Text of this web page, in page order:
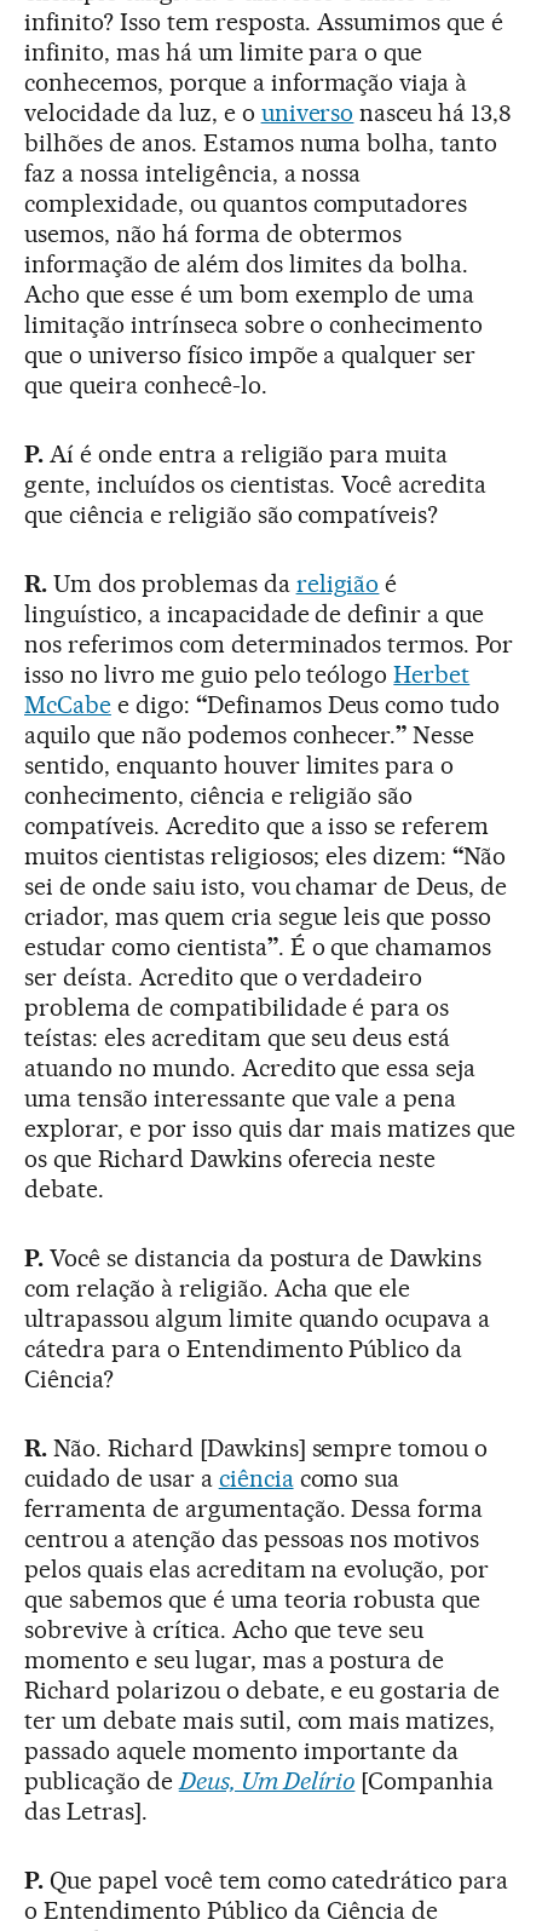
infinito? Isso tem resposta. Assumimos que é
infinito, mas há um limite para o que
conhecemos, porque a informação viaja à
velocidade da luz, e o universo nasceu há 13,8
bilhões de anos. Estamos numa bolha, tanto
faz a nossa inteligência, a nossa
complexidade, ou quantos computadores
usemos, não há forma de obtermos
informação de além dos limites da bolha.
Acho que esse é um bom exemplo de uma
limitação intrínseca sobre o conhecimento
que o universo físico impõe a qualquer ser
que queira conhecê-lo.
P.Aí é onde entra a religião para muita
gente, incluídos os cientistas. Você acredita
que ciência e religião são compatíveis?
R.Um dos problemas da religião é
linguístico, a incapacidade de definir a que
nos referimos com determinados termos. Por
isso no livro me guio pelo teólogoHerbet
McCabee digo: “Definamos Deus como tudo
aquilo que não podemos conhecer.” Nesse
sentido, enquanto houver limites para o
conhecimento, ciência e religião são
compatíveis. Acredito que a isso se referem
muitos cientistas religiosos; eles dizem:“Não
sei de onde saiu isto, vou chamar de Deus, de
criador, mas quem cria segue leis que posso
estudar como cientista”. É o que chamamos
ser deísta. Acredito que o verdadeiro
problema de compatibilidade é para os
teístas: eles acreditam que seu deus está
atuando no mundo. Acredito que essa seja
uma tensão interessante que vale a pena
explorar, e por isso quis dar mais matizes que
os que Richard Dawkins oferecia neste
debate.
P.Você se distancia da postura de Dawkins
com relação à religião. Acha que ele
ultrapassou algum limite quando ocupava a
cátedra para o Entendimento Público da
Ciência?
R.Não. Richard [Dawkins] sempre tomou o
cuidado de usar a ciênciacomo sua
ferramenta de argumentação. Dessa forma
centrou a atenção das pessoas nos motivos
pelos quais elas acreditam na evolução, por
que sabemos que é uma teoria robusta que
sobrevive à crítica. Acho que teve seu
momento e seu lugar, mas a postura de
Richard polarizou o debate, e eu gostaria de
ter um debate mais sutil, com mais matizes,
passado aquele momento importante da
publicação deDeus, Um Delírio [Companhia
das Letras].
P.Que papel você tem como catedrático para
o Entendimento Público da Ciência de